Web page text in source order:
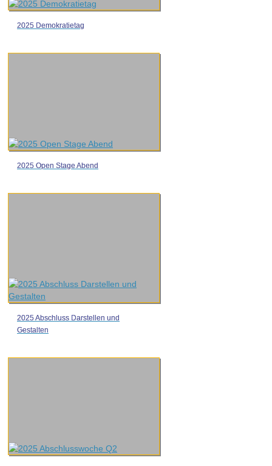
2025 Demokratietag
2025 Open Stage Abend
2025 Abschluss Darstellen und
Gestalten